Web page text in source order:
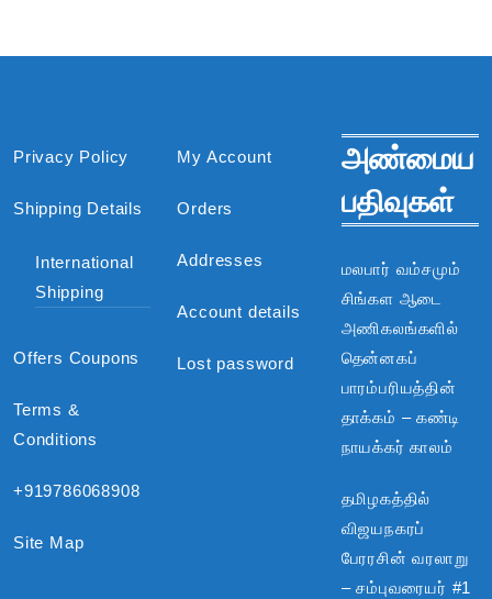
Privacy Policy
Shipping Details
International
Shipping
Offers Coupons
Terms &
Conditions
+919786068908
Site Map
My Account
Orders
Addresses
Account details
Lost password
அண்மைய
பதிவுகள்
மலபார் வம்சமும்
சிங்கள ஆடை
அணிகலங்களில்
தென்னகப்
பாரம்பரியத்தின்
தாக்கம் – கண்டி
நாயக்கர் காலம்
தமிழகத்தில்
விஜயநகரப்
பேரரசின் வரலாறு
– சம்புவரையர் #1